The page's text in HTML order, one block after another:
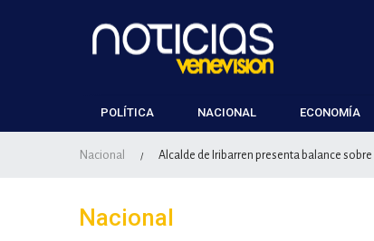
POLÍTICA NACIONAL ECONOMÍA
Nacional / Alcalde de Iribarren presenta balance
Nacional